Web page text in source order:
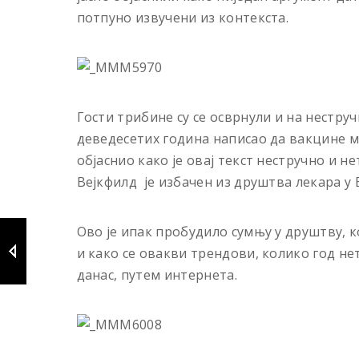
потпуно извучени из контекста.
Гости трибине су се осврнули и на
деведесетих година написао да вакцине
објаснио како је овај текст нестручно и
Вејкфилд је избачен из друштва лекара у
Ово је ипак пробудило сумњу у друштву,
и како се овакви трендови, колико год
данас, путем интернета.